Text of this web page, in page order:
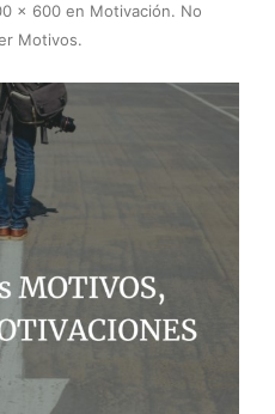
× 600 en Motivación. No
Motivos.